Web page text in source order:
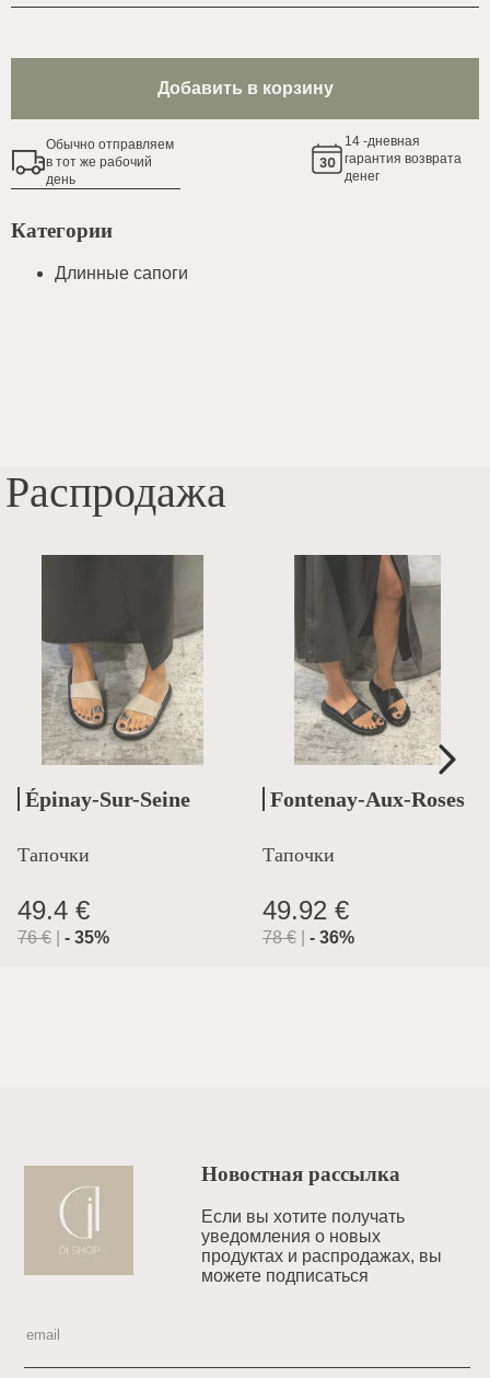
Добавить в корзину
Обычно oтправляем
в тот же рабочий
день
14 -дневная
гарантия возврата
денег
Категории
Длинные сапоги
Распродажа
Épinay-Sur-Seine
Тапочки
49.4 €
76€ - 35%
Fontenay-Aux-Roses
Тапочки
49.92 €
78€ - 36%
Новостная рассылка
Если вы хотите получать
уведомления o новых
продуктах и распродажах, вы
можете подписаться